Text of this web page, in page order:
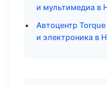
и мультимедиа в
Автоцентр
и электроника в